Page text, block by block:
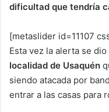
dificultad que tendría
[metaslider id=11107
Esta vez la alerta se dio
localidad de Usaquén
siendo atacada por
entrar a las casas para